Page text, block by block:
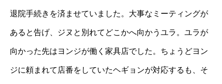
退院手続きを済ませていました。大事なミーティングが
あると告げ、ジヌと別れてどこかへ向かうユラ。ユラが
向かった先はヨンジが働く家具店でした。ちょうどヨン
ジに頼まれて店番をしていたヘギョンが対応するも、そ